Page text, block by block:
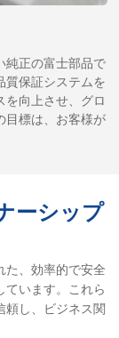
純正の富士部品で
質保証システムを
向上させ、グロ
目標は、お客様が
ーシップ
た、効率的で安全
ています。これら
頼し、ビジネス関